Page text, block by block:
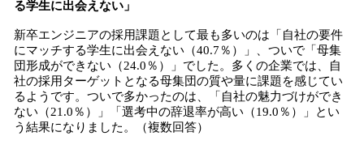
る学生に出会えない」
新卒エンジニアの採用課題として最も多いのは「自社の要件
にマッチする学生に出会えない（40.7％）」、ついで「母集
団形成ができない（24.0％）」でした。多くの企業では、自
社の採用ターゲットとなる母集団の質や量に課題を感じてい
るようです。ついで多かったのは、「自社の魅力づけができ
ない（21.0％）」「選考中の辞退率が高い（19.0％）」とい
う結果になりました。（複数回答）